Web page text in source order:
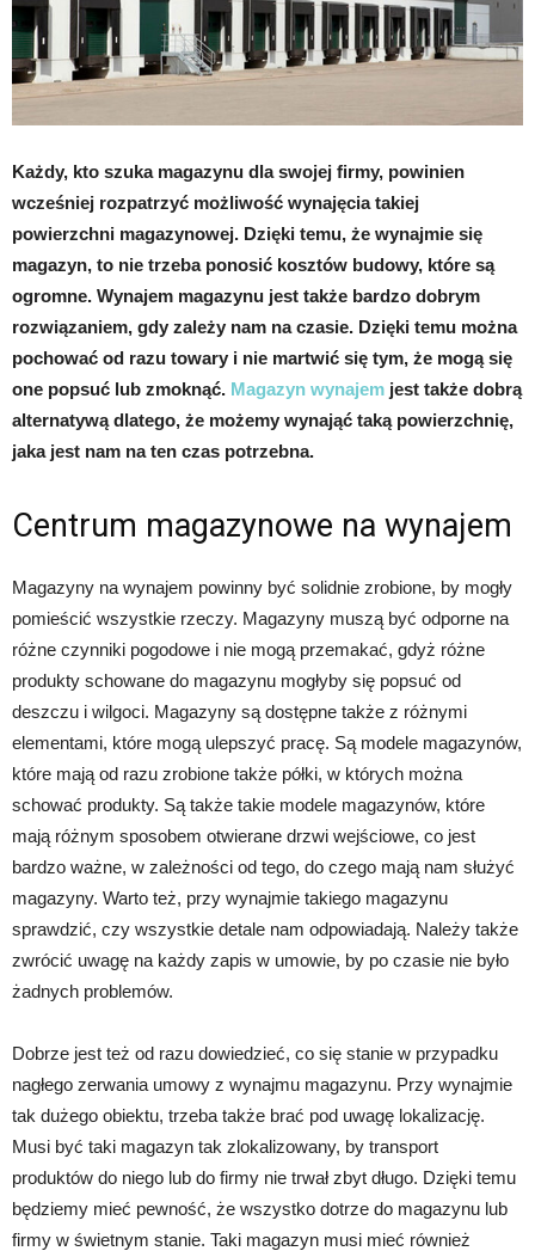
Każdy, kto szuka magazynu dla swojej firmy, powinien
wcześniej rozpatrzyć możliwość wynajęcia takiej
powierzchni magazynowej. Dzięki temu, że wynajmie się
magazyn, to nie trzeba ponosić kosztów budowy, które są
ogromne. Wynajem magazynu jest także bardzo dobrym
rozwiązaniem, gdy zależy nam na czasie. Dzięki temu można
pochować od razu towary i nie martwić się tym, że mogą się
one popsuć lub zmoknąć. Magazyn wynajem jest także dobrą
alternatywą dlatego, że możemy wynająć taką powierzchnię,
jaka jest nam na ten czas potrzebna.
Centrum magazynowe na wynajem
Magazyny na wynajem powinny być solidnie zrobione, by mogły
pomieścić wszystkie rzeczy. Magazyny muszą być odporne na
różne czynniki pogodowe i nie mogą przemakać, gdyż różne
produkty schowane do magazynu mogłyby się popsuć od
deszczu i wilgoci. Magazyny są dostępne także z różnymi
elementami, które mogą ulepszyć pracę. Są modele magazynów,
które mają od razu zrobione także półki, w których można
schować produkty. Są także takie modele magazynów, które
mają różnym sposobem otwierane drzwi wejściowe, co jest
bardzo ważne, w zależności od tego, do czego mają nam służyć
magazyny. Warto też, przy wynajmie takiego magazynu
sprawdzić, czy wszystkie detale nam odpowiadają. Należy także
zwrócić uwagę na każdy zapis w umowie, by po czasie nie było
żadnych problemów.
Dobrze jest też od razu dowiedzieć, co się stanie w przypadku
nagłego zerwania umowy z wynajmu magazynu. Przy wynajmie
tak dużego obiektu, trzeba także brać pod uwagę lokalizację.
Musi być taki magazyn tak zlokalizowany, by transport
produktów do niego lub do firmy nie trwał zbyt długo. Dzięki temu
będziemy mieć pewność, że wszystko dotrze do magazynu lub
firmy w świetnym stanie. Taki magazyn musi mieć również